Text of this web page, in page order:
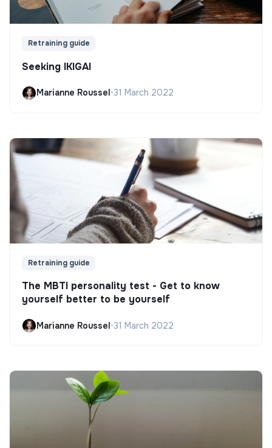
Retraining guide
Seeking IKIGAI
Marianne Roussel•31 March 2022
Retraining guide
The MBTI personality test - Get to know
yourself better to be yourself
Marianne Roussel•31 March 2022